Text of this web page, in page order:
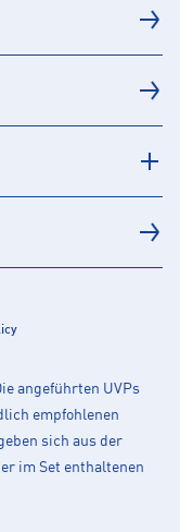
angeführten UVPs
empfohlenen
sich aus der
im Set enthaltenen